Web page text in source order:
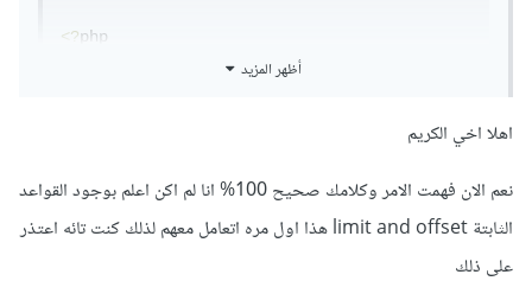
<?php
أظهر المزيد
اهلا اخي الكريم
نعم الان فهمت الامر وكلامك صحيح 100% انا لم اكن اعلم بوجود القواعد
الثابتة limit and offset هذا اول مره اتعامل معهم لذلك كنت تائه اعتذر
على ذلك